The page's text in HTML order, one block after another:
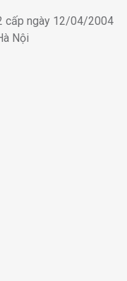
cấp ngày 12/04/2004
Nội